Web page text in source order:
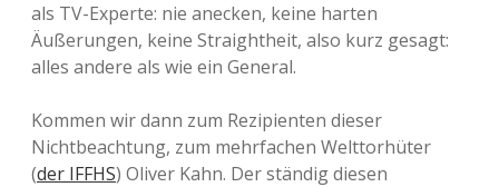
als TV-Experte: nie anecken, keine harten
Äußerungen, keine Straightheit, also kurz gesagt:
alles andere als wie ein General.
Kommen wir dann zum Rezipienten dieser
Nichtbeachtung, zum mehrfachen Welttorhüter
(der IFFHS) Oliver Kahn. Der ständig diesen